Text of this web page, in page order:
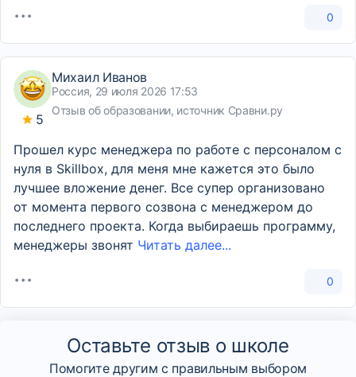
0
5
Михаил Иванов
Россия, 29 июля 2026 17:53
Отзыв об образовании, источник Сравни.ру
Прошел курс менеджера по работе с персоналом с
нуля в Skillbox, для меня мне кажется это было
лучшее вложение денег. Все супер организовано
от момента первого созвона с менеджером до
последнего проекта. Когда выбираешь программу,
менеджеры звонят Читать далее...
0
Оставьте отзыв о школе
Помогите другим с правильным выбором